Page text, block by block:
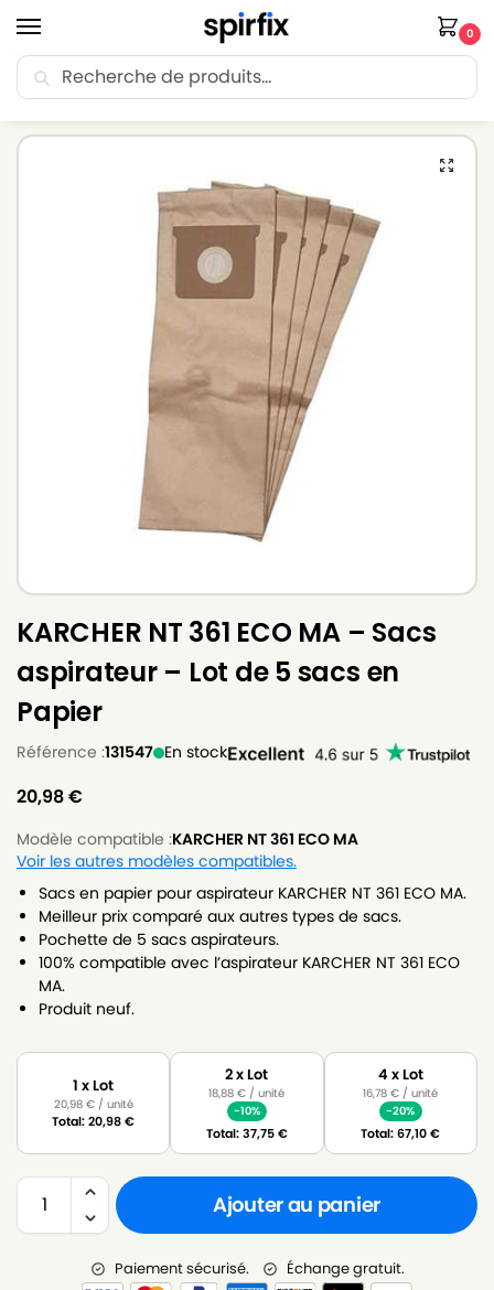
0
🚚 Livraison Point Relais offerte dès 30€ d’achat.
KARCHER NT 361 ECO MA – Sacs
aspirateur – Lot de 5 sacs en
Papier
Référence :131547 En stock
20,98€
Modèle compatible :KARCHER NT 361 ECO MA
Voir les autres modèles compatibles.
Sacs en papier pour aspirateur KARCHER NT 361 ECO MA.
Meilleur prix comparé aux autres types de sacs.
Pochette de 5 sacs aspirateurs.
100% compatible avec l’aspirateur KARCHER NT 361 ECO
MA.
Produit neuf.
1 x Lot
20,98 €/ unité
Total:20,98€
2 x Lot
18,88€ / unité
-10%
Total:37,75€
4 x Lot
16,78€ / unité
-20%
Total:67,10€
Ajouter au panier
Paiement sécurisé. Échange gratuit.